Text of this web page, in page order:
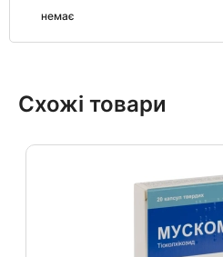
немає
Схожі товари